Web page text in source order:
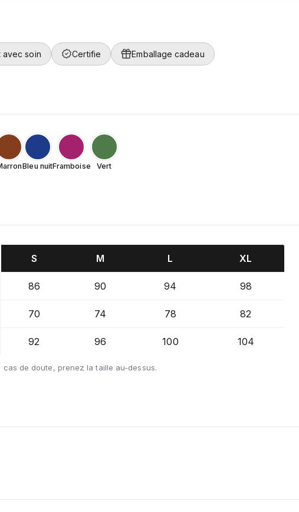
avec soin Certifie Emballage cadeau
Bleu nuitFramboise Vert
S M L XL
86 90 94 98
70 74 78 82
92 96 100 104
cas de doute, prenez la taille au-dessus.